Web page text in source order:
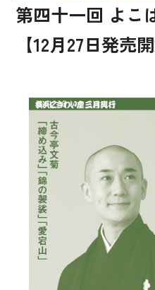
第四十一回 よこ
【12月27日発売開